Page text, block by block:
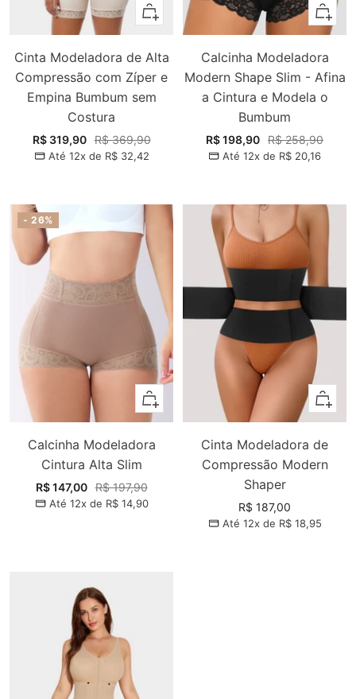
Adicionar
Cinta Modeladora de Alta
Compressão com Zíper e
Empina Bumbum sem
Costura
Preço
promocional
R$ 319,90 Preço
normal
R$ 369,90
Até 12x de R$ 32,42
Calcinha Modeladora
Modern Shape Slim - Afina
a Cintura e Modela o
Bumbum
Preço
promocional
R$ 198,90 Preço
normal
R$ 258,90
Até 12x de R$ 20,16
- 26%
Adicionar
Calcinha Modeladora
Cintura Alta Slim
Preço
promocional
R$ 147,00 Preço
normal
R$ 197,90
Até 12x de R$ 14,90
Cinta Modeladora de
Compressão Modern
Shaper
Preço
promocional
R$ 187,00
Até 12x de R$ 18,95